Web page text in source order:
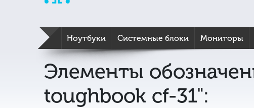
Ноутбуки Системные блоки Мониторы
Элементы
toughbook cf-31":